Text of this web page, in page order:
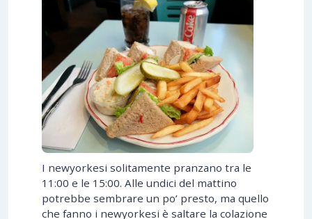
I newyorkesi solitamente pranzano tra le
11:00 e le 15:00. Alle undici del mattino
potrebbe sembrare un po’ presto, ma quello
che fanno i newyorkesi è saltare la colazione